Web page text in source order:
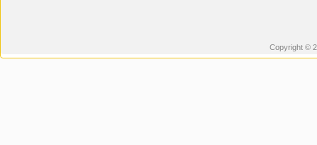
Copyright ©